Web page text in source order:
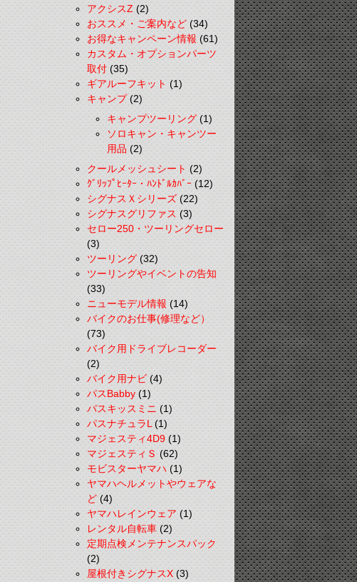
アクシスZ(2)
おススメ・ご案内など(34)
お得なキャンペーン情報(61)
カスタム・オプションパーツ
取付(35)
ギアルーフキット(1)
キャンプ(2)
キャンプツーリング(1)
ソロキャン・キャンツー
用品(2)
クールメッシュシート(2)
ｸﾞﾘｯﾌﾟﾋｰﾀｰ・ﾊﾝﾄﾞﾙｶﾊﾞｰ(12)
シグナスＸシリーズ(22)
シグナスグリファス(3)
セロー250・ツーリングセロー
(3)
ツーリング(32)
ツーリングやイベントの告知
(33)
ニューモデル情報(14)
バイクのお仕事(修理など）
(73)
バイク用ドライブレコーダー
(2)
バイク用ナビ(4)
パスBabby(1)
パスキッスミニ(1)
パスナチュラL(1)
マジェスティ4D9(1)
マジェスティＳ(62)
モビスターヤマハ(1)
ヤマハヘルメットやウェアな
ど(4)
ヤマハレインウェア(1)
レンタル自転車(2)
定期点検メンテナンスパック
(2)
屋根付きシグナスX(3)